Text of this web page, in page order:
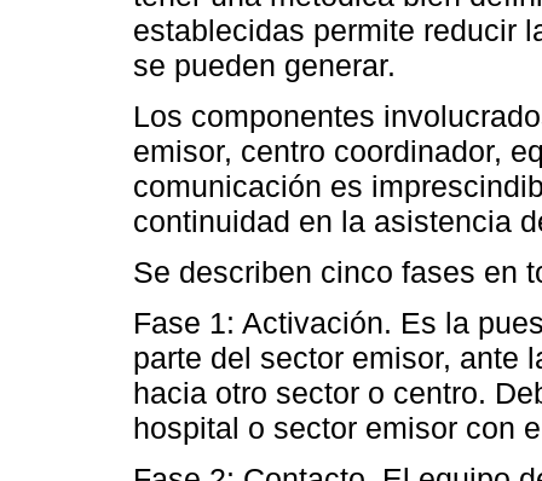
establecidas permite reducir
se pueden generar.
Los componentes
emisor, centro coordinador,
comunicación es
continuidad en la asistencia
Se describen cinco fases en
Fase 1: Activación. Es la
parte del sector emisor, ante
hacia otro sector o centro.
hospital o sector emisor con